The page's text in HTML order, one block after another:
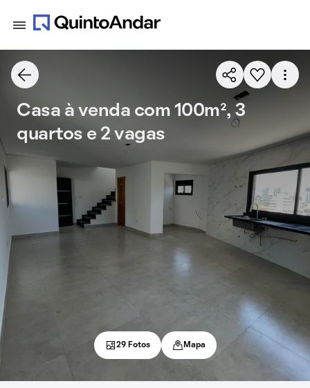
Casa à venda com 100m², 3
quartos e 2 vagas
29 Fotos Mapa